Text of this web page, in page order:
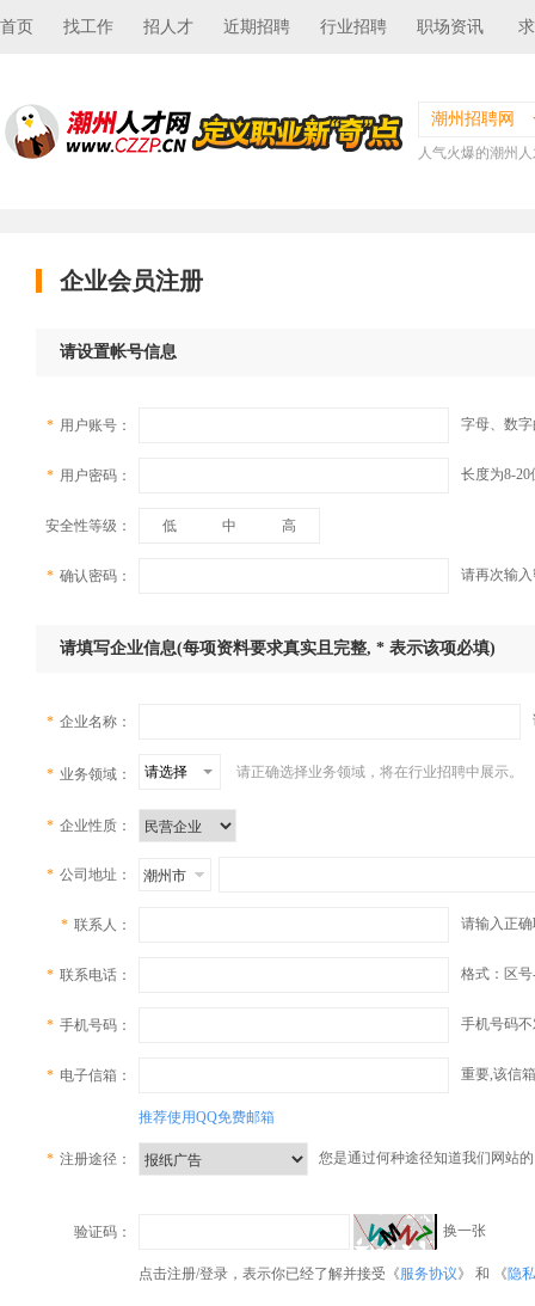
首页 找工作 招人才 近期招聘 行业招聘 职场资讯
潮州招聘网
人气火爆的潮州
企业会员注册
请设置帐号信息
* 用户账号： 字母、数
* 用户密码： 长度为8-
安全性等级： 低 中 高
* 确认密码： 请再次输
请填写企业信息(每项资料要求真实且完整, * 表示该项必填)
* 企业名称：
* 业务领域： 请选择 请正确选择业务领域，将在行业招聘中展示。
* 企业性质：
* 公司地址：
* 联系人： 请输入正
* 联系电话： 格式：区
* 手机号码： 手机号码
* 电子信箱： 重要,该信
推荐使用QQ免费邮箱
* 注册途径： 您是通过何种途径知道我们网站
验证码： 换一张
点击注册/登录，表示你已经了解并接受《服务协议》 和 《隐